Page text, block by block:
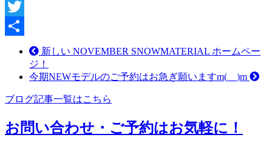
Facebook
Twitter
新しい NOVEMBER SNOWMATERIAL ホームペー
ジ！
今期NEWモデルのご予約はお急ぎ願いますm(__)m
ブログ記事一覧はこちら
お問い合わせ・ご予約はお気軽に！